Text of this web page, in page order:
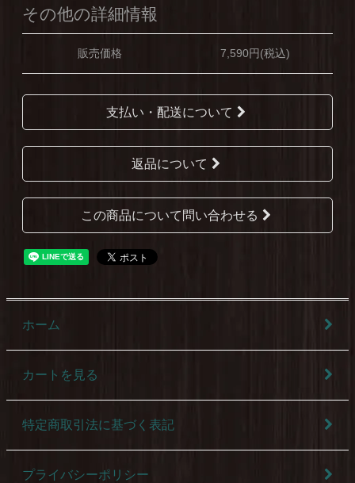
その他の詳細情報
販売価格 7,590円(税込)
支払い・配送について
返品について
この商品について問い合わせる
ホーム
カートを見る
特定商取引法に基づく表記
プライバシーポリシー